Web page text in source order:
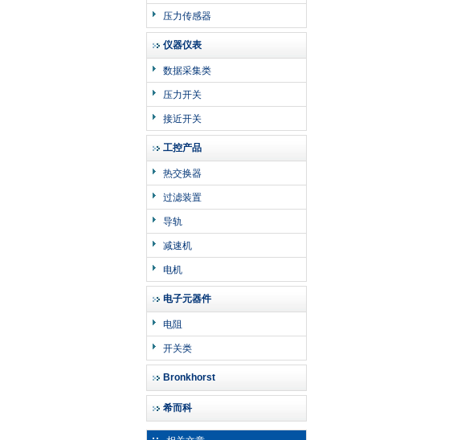
压力传感器
仪器仪表
数据采集类
压力开关
接近开关
工控产品
热交换器
过滤装置
导轨
减速机
电机
电子元器件
电阻
开关类
Bronkhorst
希而科